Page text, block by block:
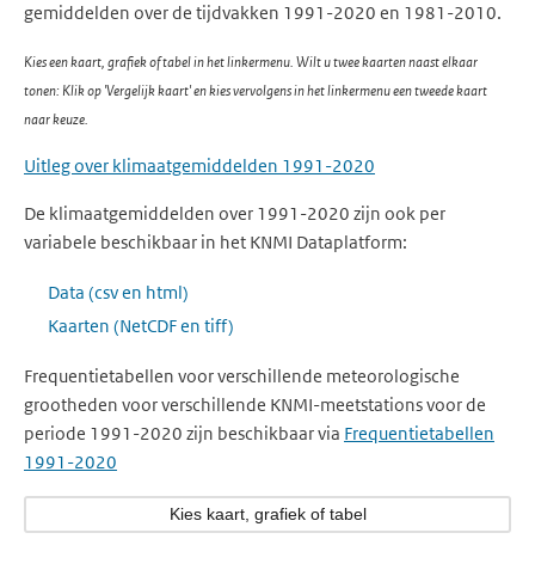
gemiddelden over de tijdvakken 1991-2020 en 1981-2010.
Kies een kaart, grafiek of tabel in het linkermenu. Wilt u twee kaarten naast elkaar
tonen: Klik op 'Vergelijk kaart' en kies vervolgens in het linkermenu een tweede kaart
naar keuze.
Uitleg over klimaatgemiddelden 1991-2020
De klimaatgemiddelden over 1991-2020 zijn ook per
variabele beschikbaar in het KNMI Dataplatform:
Data (csv en html)
Kaarten (NetCDF en tiff)
Frequentietabellen voor verschillende meteorologische
grootheden voor verschillende KNMI-meetstations voor de
periode 1991-2020 zijn beschikbaar via Frequentietabellen
1991-2020
Kies kaart, grafiek of tabel